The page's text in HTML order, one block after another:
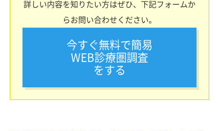
詳しい内容を知りたい方はぜひ、下記フォームか
らお問い合わせください。
今すぐ無料で簡易
WEB診療圏調査
をする